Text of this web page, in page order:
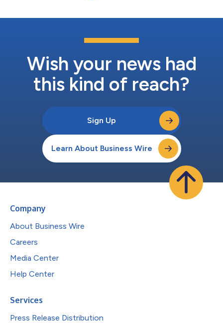
Wish your news had
this kind of reach?
Sign Up
Learn About Business Wire
Company
About Business Wire
Careers
Media Center
Help Center
Services
Press Release Distribution